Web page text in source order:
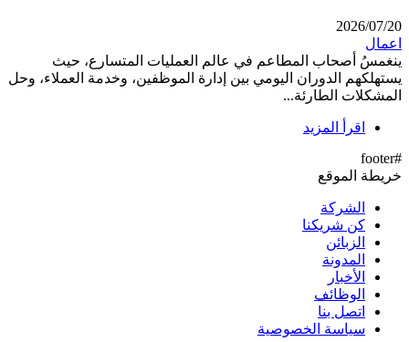
2026/07/20
اعمال
ينغمسُ أصحاب المطاعم في عالم العمليات المتسارع، حيث
يستهلكهم الدوران اليومي بين إدارة الموظفين، وخدمة العملاء، وحل
المشكلات الطارئة...
اقرأ المزيد
#footer
خريطة الموقع
الشركة
كن شريكنا
الزبائن
المدونة
الأخبار
الوظائف
اتصل بنا
سياسة الخصوصية